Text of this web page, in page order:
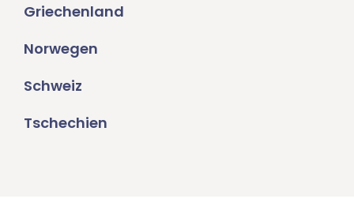
Griechenland
Norwegen
Schweiz
Tschechien